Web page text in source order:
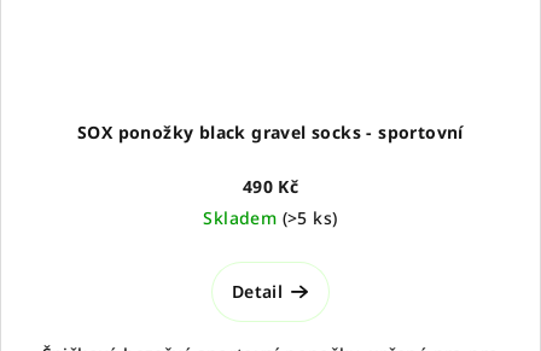
SOX ponožky black gravel socks - sportovní
490 Kč
Skladem (>5 ks)
Detail